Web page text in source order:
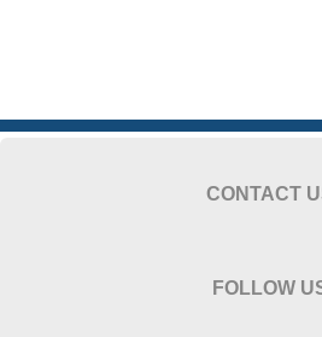
CONTACT
FOLLOW